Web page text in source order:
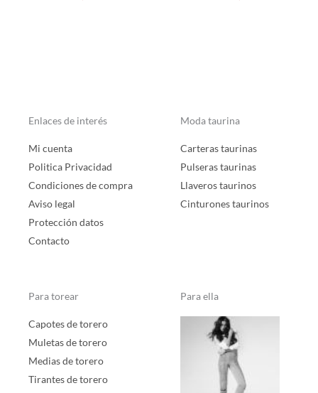
Enlaces de interés
Mi cuenta
Politica Privacidad
Condiciones de compra
Aviso legal
Protección datos
Contacto
Moda taurina
Carteras taurinas
Pulseras taurinas
Llaveros taurinos
Cinturones taurinos
Para torear
Capotes de torero
Muletas de torero
Medias de torero
Tirantes de torero
Para ella